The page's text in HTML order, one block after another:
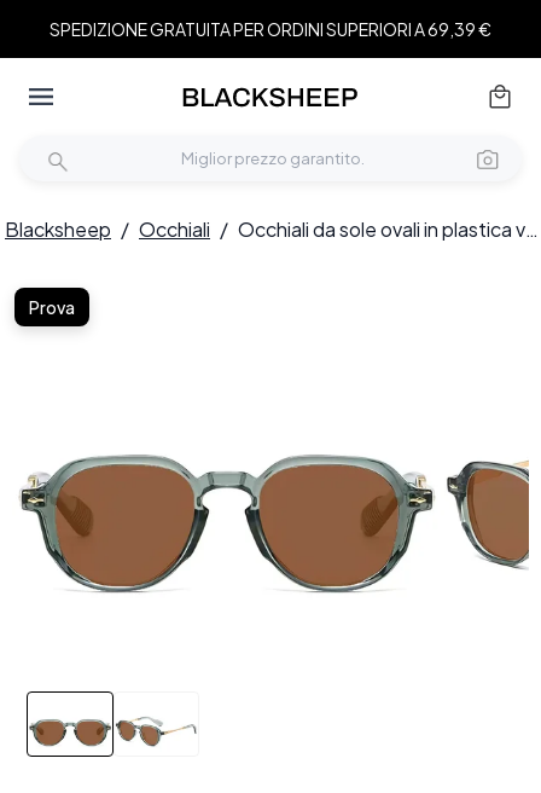
SPEDIZIONE GRATUITA PER ORDINI SUPERIORI A 69,39 €
Blacksheep / Occhiali / Occhiali da sole ovali in plastica verde #BS2607-0689
Prova